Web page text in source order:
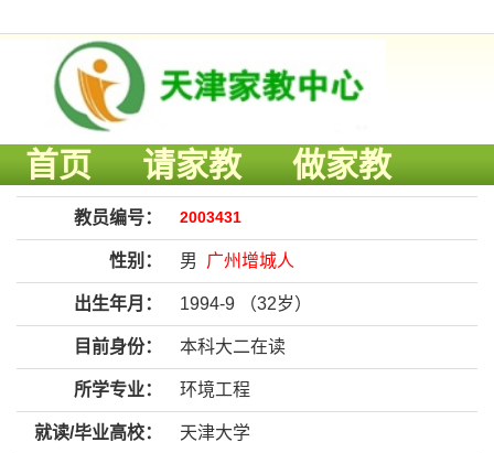
首页 请家教 做家教
教员编号： 2003431
性别： 男 广州增城人
出生年月： 1994-9 （32岁）
目前身份： 本科大二在读
所学专业： 环境工程
就读/毕业高校： 天津大学